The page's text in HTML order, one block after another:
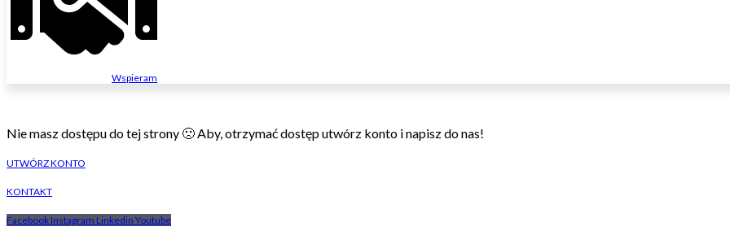
Wspieram
Nie masz dostępu do tej strony 🙁 Aby, otrzymać dostęp utwórz konto i napisz do nas!
UTWÓRZ KONTO
KONTAKT
Facebook Instagram Linkedin Youtube